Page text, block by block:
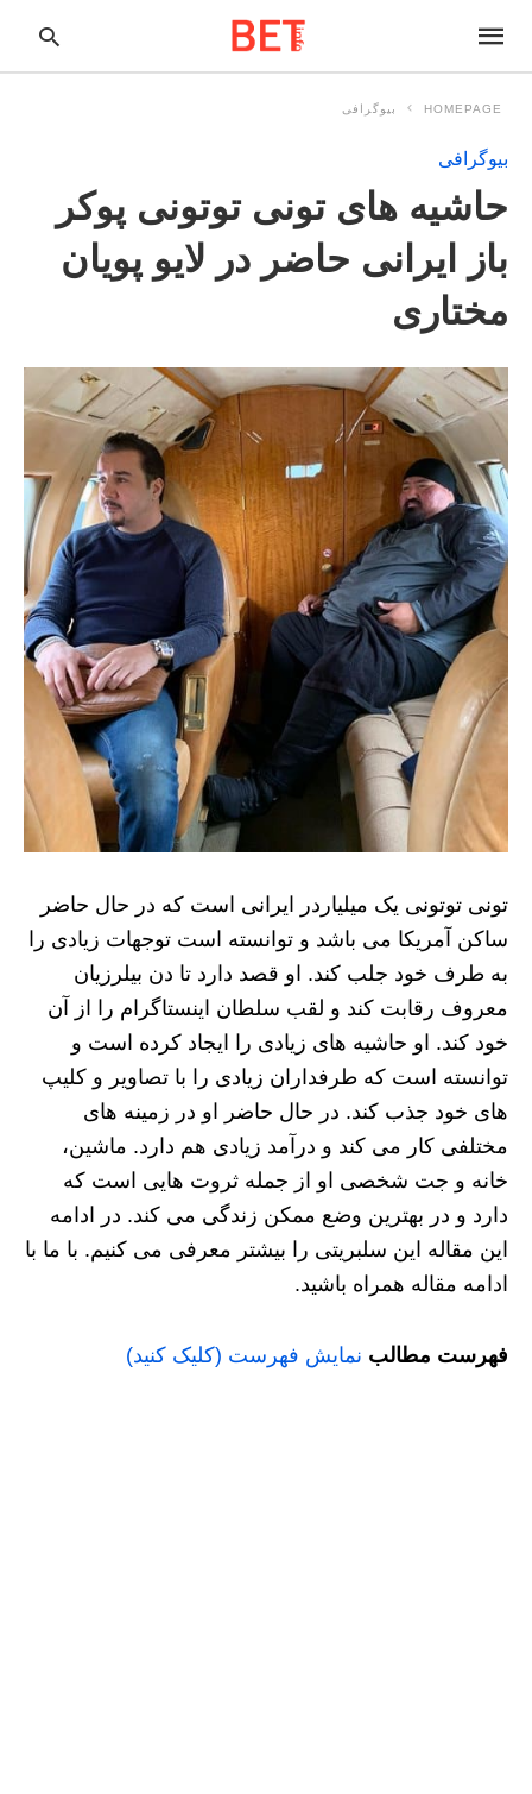
HOMEPAGE بیوگرافی
بیوگرافی
حاشیه های تونی توتونی پوکر
باز ایرانی حاضر در لایو پویان
مختاری
تونی توتونی یک میلیاردر ایرانی است که در حال حاضر
ساکن آمریکا می باشد و توانسته است توجهات زیادی را
به طرف خود جلب کند. او قصد دارد تا دن بیلرزیان
معروف رقابت کند و لقب سلطان اینستاگرام را از آن
خود کند. او حاشیه های زیادی را ایجاد کرده است و
توانسته است که طرفداران زیادی را با تصاویر و کلیپ
های خود جذب کند. در حال حاضر او در زمینه های
مختلفی کار می کند و درآمد زیادی هم دارد. ماشین،
خانه و جت شخصی او از جمله ثروت هایی است که
دارد و در بهترین وضع ممکن زندگی می کند. در ادامه
این مقاله این سلبریتی را بیشتر معرفی می کنیم. با ما با
ادامه مقاله همراه باشید.
فهرست مطالب نمایش فهرست (کلیک کنید)